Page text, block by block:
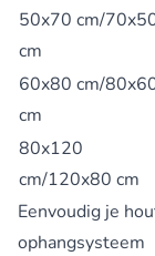
50x70 cm/
cm
60x80 cm/
cm
80x120
cm/120x80 cm
Eenvoudig je
ophangsysteem